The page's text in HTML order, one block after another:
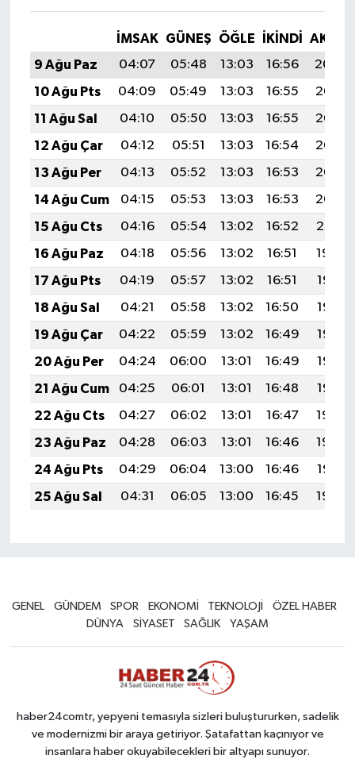
İMSAK GÜNEŞ ÖĞLE İKINDI
9 Ağu Paz
04:07 05:48 13:03 16:56
20:09
10 Ağu Pts
04:09 05:49 13:03 16:55
20:07
11 Ağu Sal
04:10 05:50 13:03 16:55
20:06
12 Ağu Çar
04:12 05:51 13:03 16:54
20:05
13 Ağu Per
04:13 05:52 13:03 16:53
20:03
14 Ağu Cum
04:15 05:53 13:03 16:53
20:02
15 Ağu Cts
04:16 05:54 13:02 16:52
20:01
16 Ağu Paz
04:18 05:56 13:02 16:51
19:59
17 Ağu Pts
04:19 05:57 13:02 16:51
19:58
18 Ağu Sal
04:21 05:58 13:02 16:50
19:56
19 Ağu Çar
04:22 05:59 13:02 16:49
19:55
20 Ağu Per
04:24 06:00 13:01 16:49
19:53
21 Ağu Cum
04:25 06:01 13:01 16:48
19:52
22 Ağu Cts
04:27 06:02 13:01 16:47
19:50
23 Ağu Paz
04:28 06:03 13:01 16:46
19:49
24 Ağu Pts
04:29 06:04 13:00 16:46
19:47
25 Ağu Sal
04:31 06:05 13:00 16:45 19:46
GENEL GÜNDEM SPOR EKONOMİ TEKNOLOJİ
ÖZEL HABER
DÜNYA
SİYASET SAĞLIK YAŞAM
haber24comtr, yepyeni temasıyla sizleri buluştururken, sadelik
ve modernizmi bir araya getiriyor. Şatafattan kaçınıyor ve
insanlara haber okuyabilecekleri bir altyapı sunuyor.